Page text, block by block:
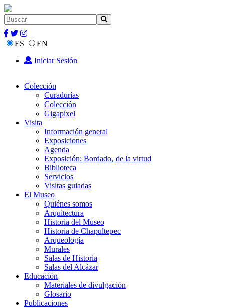
ES
EN
Iniciar Sesión
Colección
Curadurías
Colección
Gigapixel
Visita
Información general
Exposiciones
Agenda
Exposición: Bordado, de la virtud
Biblioteca
Servicios
Visitas guiadas
El Museo
Quiénes somos
Arquitectura
Historia del Museo
Historia de Chapultepec
Arqueología
Murales
Salas de Historia
Salas del Alcázar
Educación
Materiales de divulgación
Glosario
Publicaciones